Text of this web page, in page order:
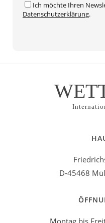
Ich möchte Ihren
Datenschutzerklärung.
D-45468
Montag bis